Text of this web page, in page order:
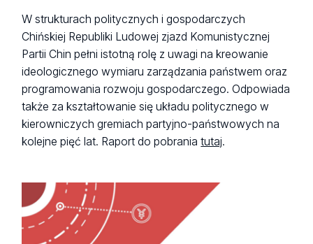
W strukturach politycznych i gospodarczych
Chińskiej Republiki Ludowej zjazd Komunistycznej
Partii Chin pełni istotną rolę z uwagi na kreowanie
ideologicznego wymiaru zarządzania państwem oraz
programowania rozwoju gospodarczego. Odpowiada
także za kształtowanie się układu politycznego w
kierowniczych gremiach partyjno-państwowych na
kolejne pięć lat. Raport do pobraniatutaj.